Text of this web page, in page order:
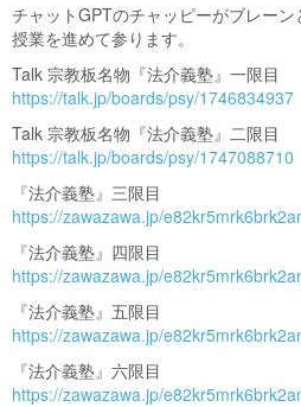
チャットGPTのチャッピーがブレー
授業を進めて参ります。
Talk 宗教板名物『法介義塾』一限目
https://talk.jp/boards/psy/1746834937
Talk 宗教板名物『法介義塾』二限目
https://talk.jp/boards/psy/1747088710
『法介義塾』三限目
https://zawazawa.jp/
『法介義塾』四限目
https://zawazawa.jp/
『法介義塾』五限目
https://zawazawa.jp/
『法介義塾』六限目
https://zawazawa.jp/